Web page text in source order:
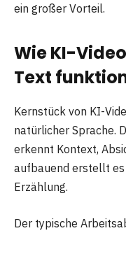
ein großer Vorteil.
Wie KI-
Text
Kernstück von KI-
natürlicher Sprache.
erkennt Kontext,
aufbauend erstellt
Erzählung.
Der typische